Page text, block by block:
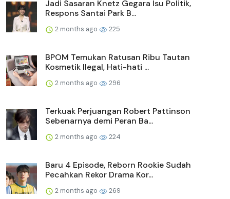
Jadi Sasaran Knetz Gegara Isu Politik,
Respons Santai Park B...
2 months ago 225
BPOM Temukan Ratusan Ribu Tautan
Kosmetik Ilegal, Hati-hati ...
2 months ago 296
Terkuak Perjuangan Robert Pattinson
Sebenarnya demi Peran Ba...
2 months ago 224
Baru 4 Episode, Reborn Rookie Sudah
Pecahkan Rekor Drama Kor...
2 months ago 269